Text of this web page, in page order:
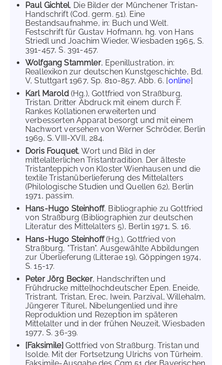
Paul Gichtel, Die Bilder der Münchener Tristan-
Handschrift (Cod. germ. 51). Eine
Bestandsaufnahme, in: Buch und Welt.
Festschrift für Gustav Hofmann, hg. von Hans
Striedl und Joachim Wieder, Wiesbaden 1965, S.
391-457, S. 391-457.
Wolfgang Stammler, Epenillustration, in:
Reallexikon zur deutschen Kunstgeschichte, Bd.
V, Stuttgart 1967, Sp. 810-857, Abb. 6. [online]
Karl Marold (Hg.), Gottfried von Straßburg,
Tristan. Dritter Abdruck mit einem durch F.
Rankes Kollationen erweiterten und
verbesserten Apparat besorgt und mit einem
Nachwort versehen von Werner Schröder, Berlin
1969, S. VIII-XVII, 284.
Doris Fouquet, Wort und Bild in der
mittelalterlichen Tristantradition. Der älteste
Tristanteppich von Kloster Wienhausen und die
textile Tristanüberlieferung des Mittelalters
(Philologische Studien und Quellen 62), Berlin
1971, passim.
Hans-Hugo Steinhoff, Bibliographie zu Gottfried
von Straßburg (Bibliographien zur deutschen
Literatur des Mittelalters 5), Berlin 1971, S. 16.
Hans-Hugo Steinhoff(Hg.), Gottfried von
Straßburg, "Tristan". Ausgewählte Abbildungen
zur Überlieferung (Litterae 19), Göppingen 1974,
S. 15-17.
Peter Jörg Becker, Handschriften und
Frühdrucke mittelhochdeutscher Epen. Eneide,
Tristrant, Tristan, Erec, Iwein, Parzival, Willehalm,
Jüngerer Titurel, Nibelungenlied und ihre
Reproduktion und Rezeption im späteren
Mittelalter und in der frühen Neuzeit, Wiesbaden
1977, S. 36-39.
[Faksimile]Gottfried von Straßburg. Tristan und
Isolde. Mit der Fortsetzung Ulrichs von Türheim.